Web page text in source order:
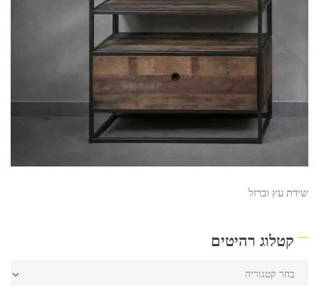
שידת עץ וברזל
קטלוג רהיטים